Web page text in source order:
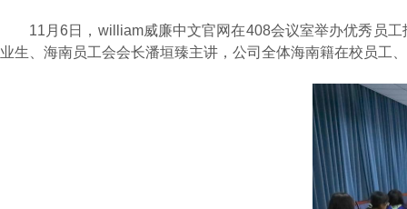
11月6日，william威廉中文官网在408会议室举办优秀员
业生、海南员工会会长潘垣臻主讲，公司全体海南籍在校员工